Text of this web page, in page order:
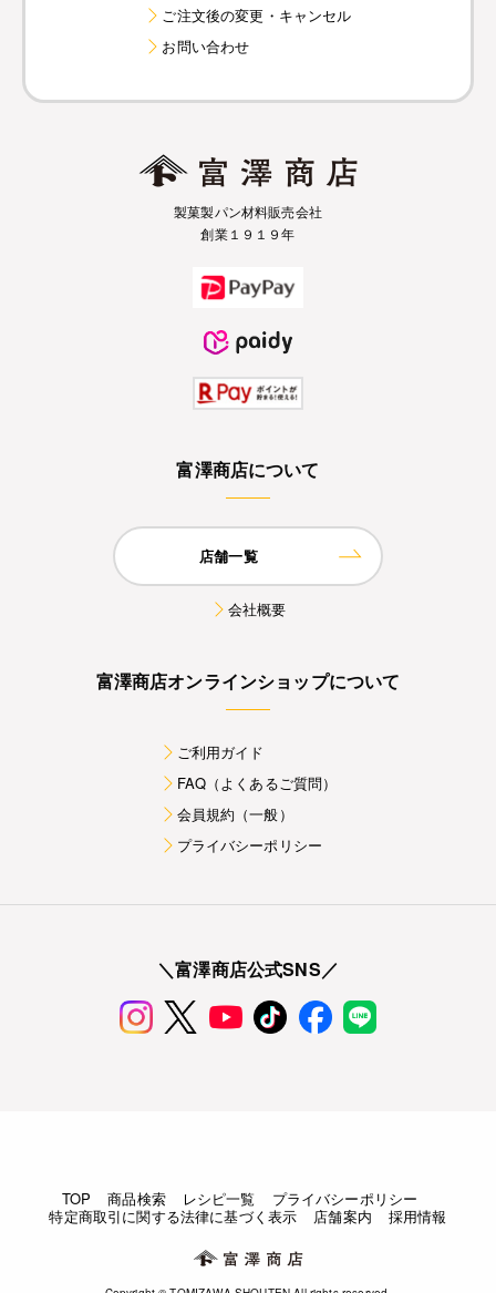
ご注文後の変更・キャンセル
お問い合わせ
製菓製パン材料販売会社
創業１９１９年
富澤商店について
店舗一覧
会社概要
富澤商店オンラインショップについて
ご利用ガイド
FAQ（よくあるご質問）
会員規約（一般）
プライバシーポリシー
＼富澤商店公式SNS／
TOP 商品検索 レシピ一覧
プライバシーポリシー
特定商取引に関する法律に基づく表示
店舗案内 採用情報